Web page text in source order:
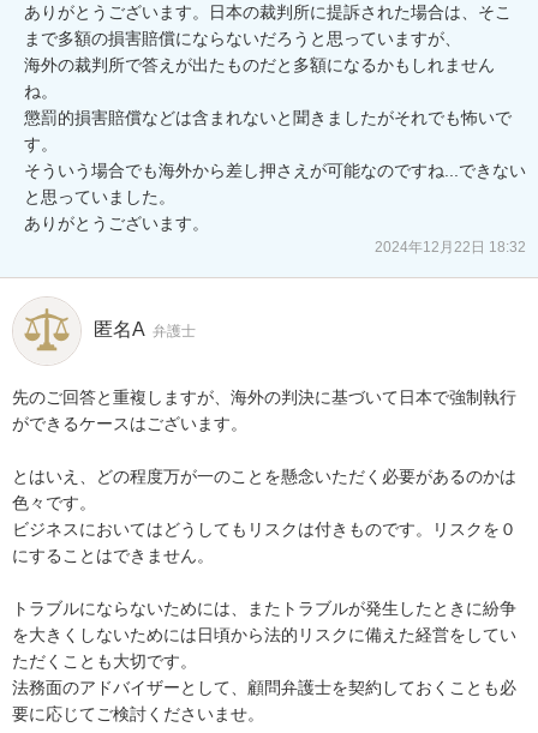
ありがとうございます。日本の裁判所に提訴された場合は、そこ
まで多額の損害賠償にならないだろうと思っていますが、
海外の裁判所で答えが出たものだと多額になるかもしれません
ね。
懲罰的損害賠償などは含まれないと聞きましたがそれでも怖いで
す。
そういう場合でも海外から差し押さえが可能なのですね...できない
と思っていました。
ありがとうございます。
2024年12月22日 18:32
匿名A 弁護士
先のご回答と重複しますが、海外の判決に基づいて日本で強制執行
ができるケースはございます。
とはいえ、どの程度万が一のことを懸念いただく必要があるのかは
色々です。
ビジネスにおいてはどうしてもリスクは付きものです。リスクを０
にすることはできません。
トラブルにならないためには、またトラブルが発生したときに紛争
を大きくしないためには日頃から法的リスクに備えた経営をしてい
ただくことも大切です。
法務面のアドバイザーとして、顧問弁護士を契約しておくことも必
要に応じてご検討くださいませ。